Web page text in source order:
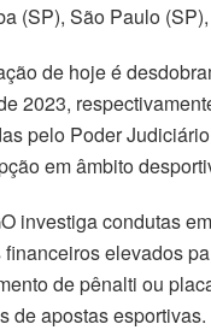
(SP), São Paulo
de hoje é
2023,
pelo Poder
em âmbito
investiga condutas
elevados
de pênalti ou
de apostas esportivas.